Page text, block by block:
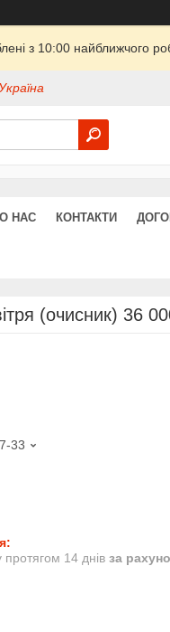
з 10:00 найближчого
НАС КОНТАКТИ
(очисник) 36
33
14 днів за